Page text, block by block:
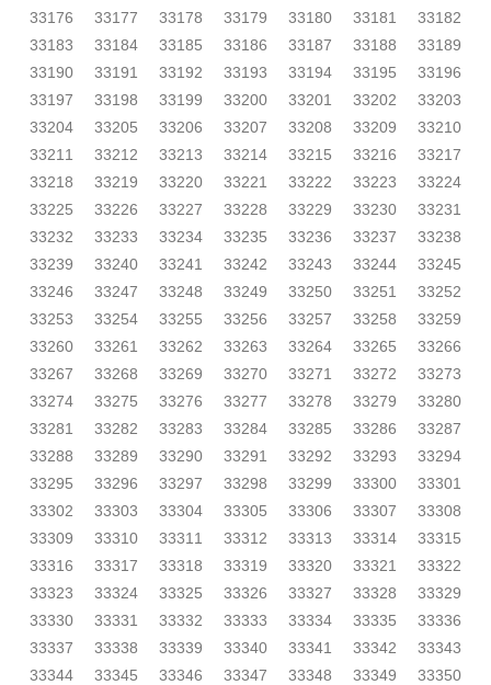
33176
33177 33178 33179 33180 33181
33182
33183
33184 33185 33186 33187 33188
33189
33190
33191 33192 33193 33194 33195
33196
33197
33198 33199 33200 33201 33202
33203
33204
33205 33206 33207 33208 33209
33210
33211
33212 33213 33214 33215 33216
33217
33218
33219 33220 33221 33222 33223
33224
33225
33226 33227 33228 33229 33230
33231
33232
33233 33234 33235 33236 33237
33238
33239
33240 33241 33242 33243 33244
33245
33246
33247 33248 33249 33250 33251
33252
33253
33254 33255 33256 33257 33258
33259
33260
33261 33262 33263 33264 33265
33266
33267
33268 33269 33270 33271 33272
33273
33274
33275 33276 33277 33278 33279
33280
33281
33282 33283 33284 33285 33286
33287
33288
33289 33290 33291 33292 33293
33294
33295
33296 33297 33298 33299 33300
33301
33302
33303 33304 33305 33306 33307
33308
33309
33310 33311 33312 33313 33314
33315
33316
33317 33318 33319 33320 33321
33322
33323
33324 33325 33326 33327 33328
33329
33330
33331 33332 33333 33334 33335
33336
33337
33338 33339 33340 33341 33342
33343
33344
33345 33346 33347 33348 33349
33350